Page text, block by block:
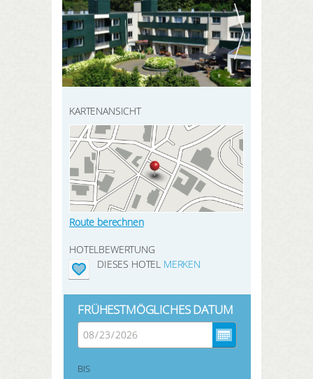
HIER REGISTRIEREN
ANMELDEN
SUCHEN
KARTENANSICHT
Route berechnen
HOTELBEWERTUNG
DIESES HOTEL MERKEN
FRÜHESTMÖGLICHES DATUM
BIS